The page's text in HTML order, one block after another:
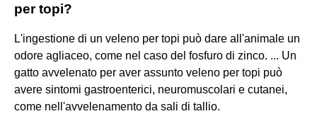
per topi?
L'ingestione di un veleno per topi può dare all'animale un
odore agliaceo, come nel caso del fosfuro di zinco. ... Un
gatto avvelenato per aver assunto veleno per topi può
avere sintomi gastroenterici, neuromuscolari e cutanei,
come nell'avvelenamento da sali di tallio.